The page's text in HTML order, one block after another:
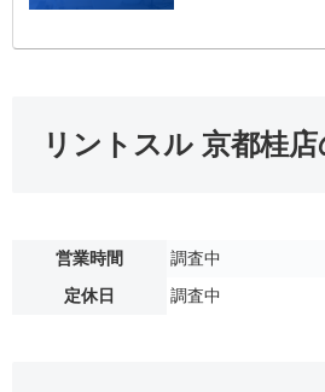
リントスル 京都桂店
営業時間
調査中
定休日
調査中